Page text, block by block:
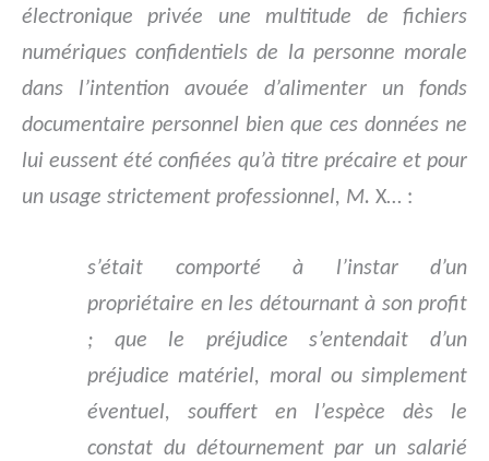
électronique privée une multitude de fichiers
numériques confidentiels de la personne morale
dans l’intention avouée d’alimenter un fonds
documentaire personnel bien que ces données ne
lui eussent été confiées qu’à titre précaire et pour
un usage strictement professionnel, M. X… :
s’était comporté à l’instar d’un
propriétaire en les détournant à son profit
; que le préjudice s’entendait d’un
préjudice matériel, moral ou simplement
éventuel, souffert en l’espèce dès le
constat du détournement par un salarié